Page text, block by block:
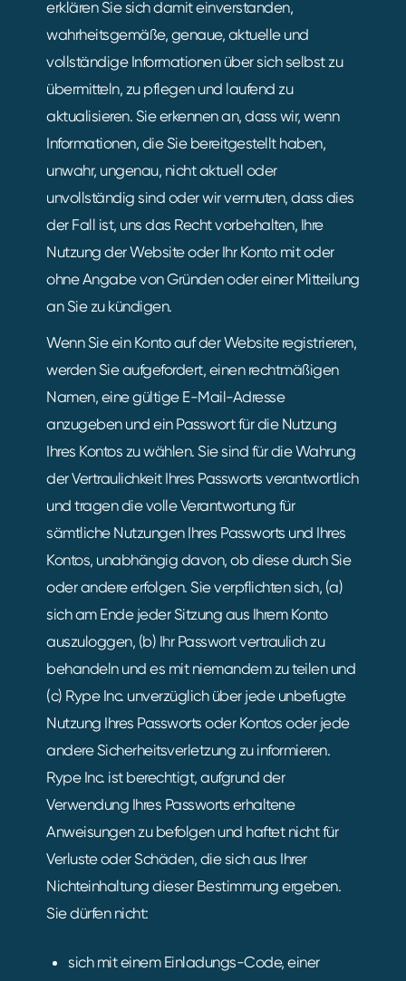
erklären Sie sich damit einverstanden,
wahrheitsgemäße, genaue, aktuelle und
vollständige Informationen über sich selbst zu
übermitteln, zu pflegen und laufend zu
aktualisieren. Sie erkennen an, dass wir, wenn
Informationen, die Sie bereitgestellt haben,
unwahr, ungenau, nicht aktuell oder
unvollständig sind oder wir vermuten, dass dies
der Fall ist, uns das Recht vorbehalten, Ihre
Nutzung der Website oder Ihr Konto mit oder
ohne Angabe von Gründen oder einer Mitteilung
an Sie zu kündigen.
Wenn Sie ein Konto auf der Website registrieren,
werden Sie aufgefordert, einen rechtmäßigen
Namen, eine gültige E-Mail-Adresse
anzugeben und ein Passwort für die Nutzung
Ihres Kontos zu wählen. Sie sind für die Wahrung
der Vertraulichkeit Ihres Passworts verantwortlich
und tragen die volle Verantwortung für
sämtliche Nutzungen Ihres Passworts und Ihres
Kontos, unabhängig davon, ob diese durch Sie
oder andere erfolgen. Sie verpflichten sich, (a)
sich am Ende jeder Sitzung aus Ihrem Konto
auszuloggen, (b) Ihr Passwort vertraulich zu
behandeln und es mit niemandem zu teilen und
(c) Rype Inc. unverzüglich über jede unbefugte
Nutzung Ihres Passworts oder Kontos oder jede
andere Sicherheitsverletzung zu informieren.
Rype Inc. ist berechtigt, aufgrund der
Verwendung Ihres Passworts erhaltene
Anweisungen zu befolgen und haftet nicht für
Verluste oder Schäden, die sich aus Ihrer
Nichteinhaltung dieser Bestimmung ergeben.
Sie dürfen nicht:
sich mit einem Einladungs-Code, einer